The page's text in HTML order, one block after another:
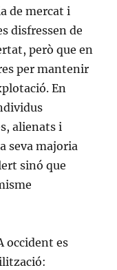
de mercat i
disfressen de
però que en
per mantenir
En
alienats i
seva majoria
sinó que
occident es